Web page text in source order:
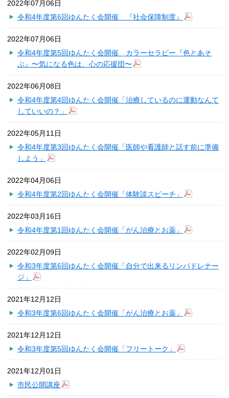
2022年07月06日
令和4年度第6回ゆんたく会開催 『社会保障制度』
2022年07月06日
令和4年度第5回ゆんたく会開催 カラーセラピー『色とあそ
ぶ』〜気になる色は、心の応援団〜
2022年06月08日
令和4年度第4回ゆんたく会開催「治療しているのに運動なんて
していいの？」
2022年05月11日
令和4年度第3回ゆんたく会開催「医師や看護師と話す前に準備
しよう」
2022年04月06日
令和4年度第2回ゆんたく会開催「体験談スピーチ」
2022年03月16日
令和4年度第1回ゆんたく会開催「がん治療とお薬」
2022年02月09日
令和3年度第6回ゆんたく会開催「自分で出来るリンパドレナー
ジ」
2021年12月12日
令和3年度第6回ゆんたく会開催「がん治療とお薬」
2021年12月12日
令和3年度第5回ゆんたく会開催「フリートーク」
2021年12月01日
市民公開講座